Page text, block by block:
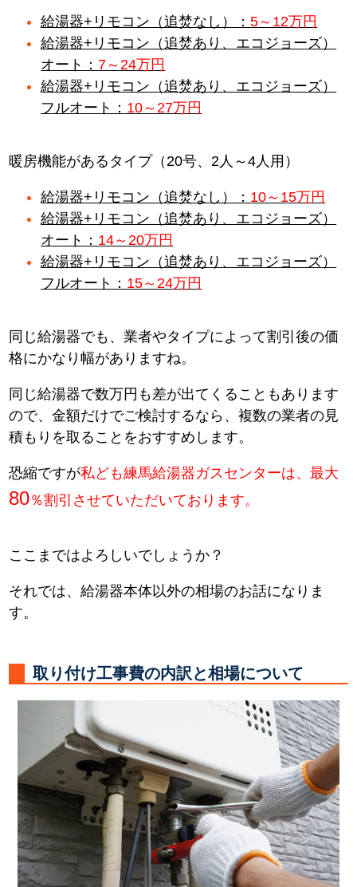
給湯器+リモコン（追焚なし）：5～12万円
給湯器+リモコン（追焚あり、エコジョーズ）
オート： 7～24万円
給湯器+リモコン（追焚あり、エコジョーズ）
フルオート： 10～27万円
暖房機能があるタイプ（20号、2人～4人用）
給湯器+リモコン（追焚なし）： 10～15万円
給湯器+リモコン（追焚あり、エコジョーズ）
オート： 14～20万円
給湯器+リモコン（追焚あり、エコジョーズ）
フルオート： 15～24万円
同じ給湯器でも、業者やタイプによって割引後の価
格にかなり幅がありますね。
同じ給湯器で数万円も差が出てくることもあります
ので、金額だけでご検討するなら、複数の業者の見
積もりを取ることをおすすめします。
恐縮ですが私ども練馬給湯器ガスセンターは、最大
80％割引させていただいております。
ここまではよろしいでしょうか？
それでは、給湯器本体以外の相場のお話になりま
す。
取り付け工事費の内訳と相場について